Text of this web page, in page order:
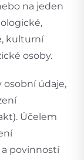
na jeden
kulturní
osoby.
osobní údaje,
Účelem
povinností